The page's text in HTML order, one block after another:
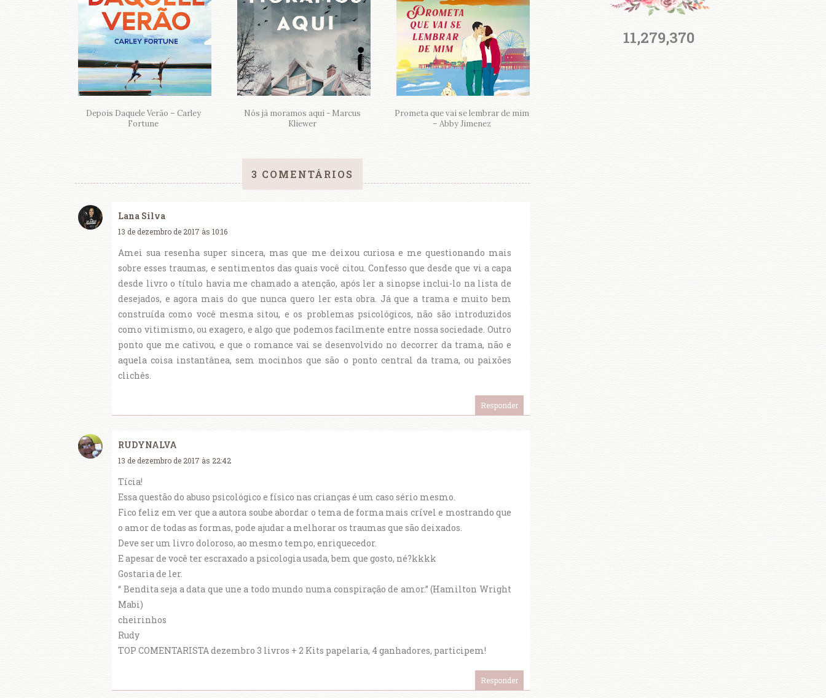
Depois Daquele Verão – Carley
Fortune
Nós já moramos aqui - Marcus
Kliewer
Prometa que vai se lembrar de mim
– Abby Jimenez
3 COMENTÁRIOS
Lana Silva
13 de dezembro de 2017 às 10:16
Amei sua resenha super sincera, mas que me deixou curiosa e me questionando mais
sobre esses traumas, e sentimentos das quais você citou. Confesso que desde que vi a capa
desde livro o título havia me chamado a atenção, após ler a sinopse inclui-lo na lista de
desejados, e agora mais do que nunca quero ler esta obra. Já que a trama e muito bem
construída como você mesma sitou, e os problemas psicológicos, não são introduzidos
como vitimismo, ou exagero, e algo que podemos facilmente entre nossa sociedade. Outro
ponto que me cativou, e que o romance vai se desenvolvido no decorrer da trama, não e
aquela coisa instantânea, sem mocinhos que são o ponto central da trama, ou paixões
clichês.
Responder
RUDYNALVA
13 de dezembro de 2017 às 22:42
Tícia!
Essa questão do abuso psicológico e físico nas crianças é um caso sério mesmo.
Fico feliz em ver que a autora soube abordar o tema de forma mais crível e mostrando que
o amor de todas as formas, pode ajudar a melhorar os traumas que são deixados.
Deve ser um livro doloroso, ao mesmo tempo, enriquecedor.
E apesar de você ter escraxado a psicologia usada, bem que gosto, né?kkkk
Gostaria de ler.
“ Bendita seja a data que une a todo mundo numa conspiração de amor.” (Hamilton Wright
Mabi)
cheirinhos
Rudy
TOP COMENTARISTA dezembro 3 livros + 2 Kits papelaria, 4 ganhadores, participem!
Responder
11,279,370